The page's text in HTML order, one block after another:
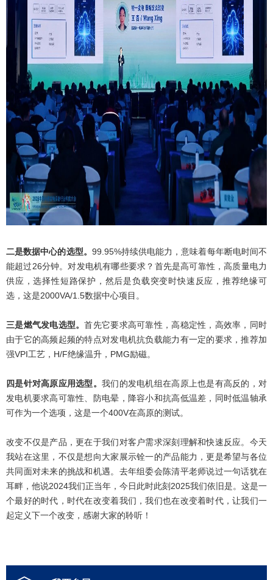
二是数据中心的选型。 99.95%持续供电能力，意味着每年断电时间不
能超过26分钟。对发电机有哪些要求？首先是高可靠性，高质量电力
供应，选择性短路保护，然后是负载突变时快速反应，推荐绝缘可
选，这是2000VA/1.5数据中心项目。
三是燃气发电选型。首先它要求高可靠性，高稳定性，高效率，同时
由于它的高频起频的特点对发电机抗负载能力有一定的要求，推荐加
强VPI工艺，H/F绝缘温升，PMG励磁。
四是针对高原应用选型。我们的发电机组在高原上也是有高反的，对
发电机要求高可靠性、防电晕，降容小和抗高低温差，同时低温轴承
可作为一个选项，这是一个400V在高原的测试。
改变不仅是产品，更在于我们对客户需求深刻理解和快速反应。今天
我站在这里，不仅是想向大家展示铨一的产品能力，更是希望与各位
共同面对未来的挑战和机遇。去年组委会陈清平老师说过一句话犹在
耳畔，他说2024我们正当年，今日此时此刻2025我们依旧是。这是一
个最好的时代，时代在改变着我们，我们也在改变着时代，让我们一
起定义下一个改变，感谢大家的聆听！